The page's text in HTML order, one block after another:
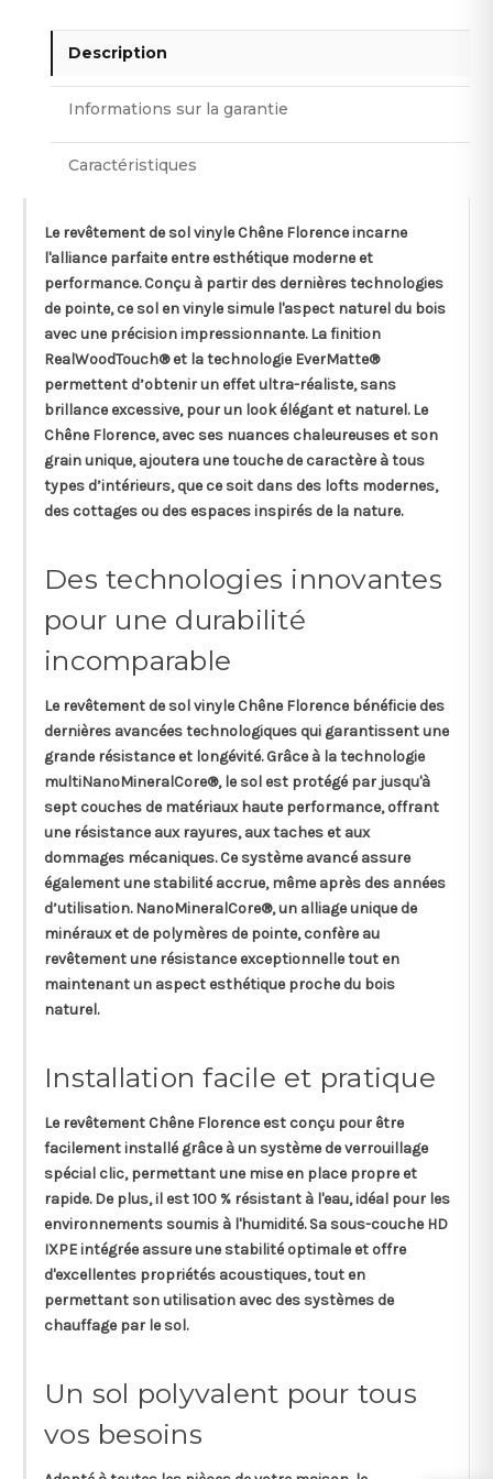
Description
Informations sur la garantie
Caractéristiques
Le revêtement de solvinyleChêne Florence incarne
l'alliance parfaite entre esthétique moderne et
performance. Conçu à partir des dernières technologies
de pointe, ce sol en vinyle simule l'aspect naturel du bois
avec une précision impressionnante. La finition
RealWoodTouch® et la technologie EverMatte®
permettent d’obtenir un effetultra-réaliste, sans
brillance excessive, pour un look élégant et naturel. Le
Chêne Florence, avec ses nuances chaleureuses et son
grain unique, ajoutera une touche de caractère à tous
types d’intérieurs, que ce soit dans des lofts modernes,
des cottages ou des espaces inspirés de la nature.
Des technologies innovantes
pour une durabilité
incomparable
Le revêtement de sol vinyle Chêne Florence bénéficie des
dernières avancées technologiques qui garantissent une
grande résistance et longévité. Grâce à la technologie
multiNanoMineralCore®, le sol est protégé par jusqu'à
sept couches de matériaux haute performance, offrant
une résistance aux rayures, aux taches et aux
dommages mécaniques. Ce système avancé assure
également une stabilité accrue, même après des années
d’utilisation. NanoMineralCore®, un alliage unique de
minéraux et de polymères de pointe, confère au
revêtement une résistance exceptionnelle tout en
maintenant un aspect esthétique proche du bois
naturel.
Installation facile et pratique
Le revêtement Chêne Florence est conçu pour être
facilement installé grâce à un système de verrouillage
spécial clic, permettant une mise en place propre et
rapide. De plus, il est 100 % résistant à l'eau, idéal pour les
environnements soumis à l'humidité. Sa sous-couche HD
IXPE intégrée assure une stabilité optimale et offre
d'excellentes propriétés acoustiques, tout en
permettant son utilisation avec des systèmes de
chauffage par le sol.
Un sol polyvalent pour tous
vos besoins